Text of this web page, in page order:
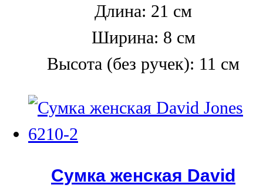
Длина: 21 см
Ширина: 8 см
Высота (без ручек): 11 см
Сумка женская David